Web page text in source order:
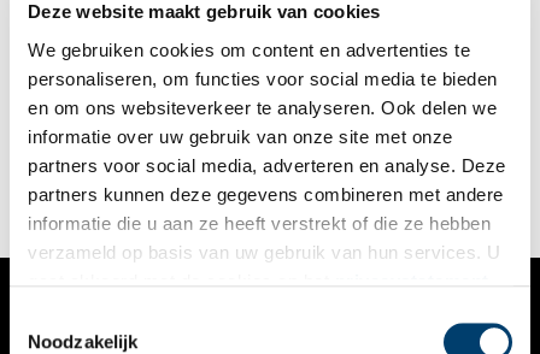
Deze website maakt gebruik van cookies
We gebruiken cookies om content en advertenties te
personaliseren, om functies voor social media te bieden
en om ons websiteverkeer te analyseren. Ook delen we
informatie over uw gebruik van onze site met onze
partners voor social media, adverteren en analyse. Deze
partners kunnen deze gegevens combineren met andere
informatie die u aan ze heeft verstrekt of die ze hebben
verzameld op basis van uw gebruik van hun services. U
Noodzakelijk
aan het IJ
Nooddorpen, woonscholen, tuindorpen en luxe woonwijken,
het hoort allemaal bij de geschiedenis van Amsterdam-Noord,
waar inmiddels 100.000 mensen wonen. Pieter Roemer (68)
woont er en mag over zijn stadsdeel graag boekjes maken, die
hij in eigen beheer uitgeeft.
VERHALEN